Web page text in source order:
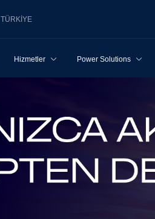
TÜRKİYE
Hizmetler Power Solutions